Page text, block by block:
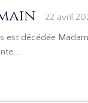
22 avril
est décédée